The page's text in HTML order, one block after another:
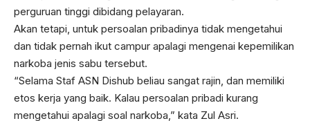
perguruan tinggi dibidang pelayaran.
Akan tetapi, untuk persoalan pribadinya tidak mengetahui
dan tidak pernah ikut campur apalagi mengenai kepemilikan
narkoba jenis sabu tersebut.
“Selama Staf ASN Dishub beliau sangat rajin, dan memiliki
etos kerja yang baik. Kalau persoalan pribadi kurang
mengetahui apalagi soal narkoba,” kata Zul Asri.